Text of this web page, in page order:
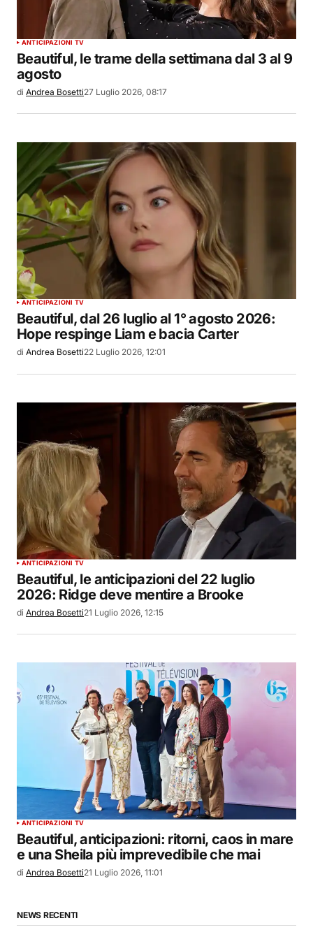
ANTICIPAZIONI TV
Beautiful, le trame della settimana dal 3 al 9
agosto
di Andrea Bosetti27 Luglio 2026, 08:17
ANTICIPAZIONI TV
Beautiful, dal 26 luglio al 1° agosto 2026:
Hope respinge Liam e bacia Carter
di Andrea Bosetti22 Luglio 2026, 12:01
ANTICIPAZIONI TV
Beautiful, le anticipazioni del 22 luglio
2026: Ridge deve mentire a Brooke
di Andrea Bosetti21 Luglio 2026, 12:15
ANTICIPAZIONI TV
Beautiful, anticipazioni: ritorni, caos in mare
e una Sheila più imprevedibile che mai
di Andrea Bosetti21 Luglio 2026, 11:01
NEWS RECENTI